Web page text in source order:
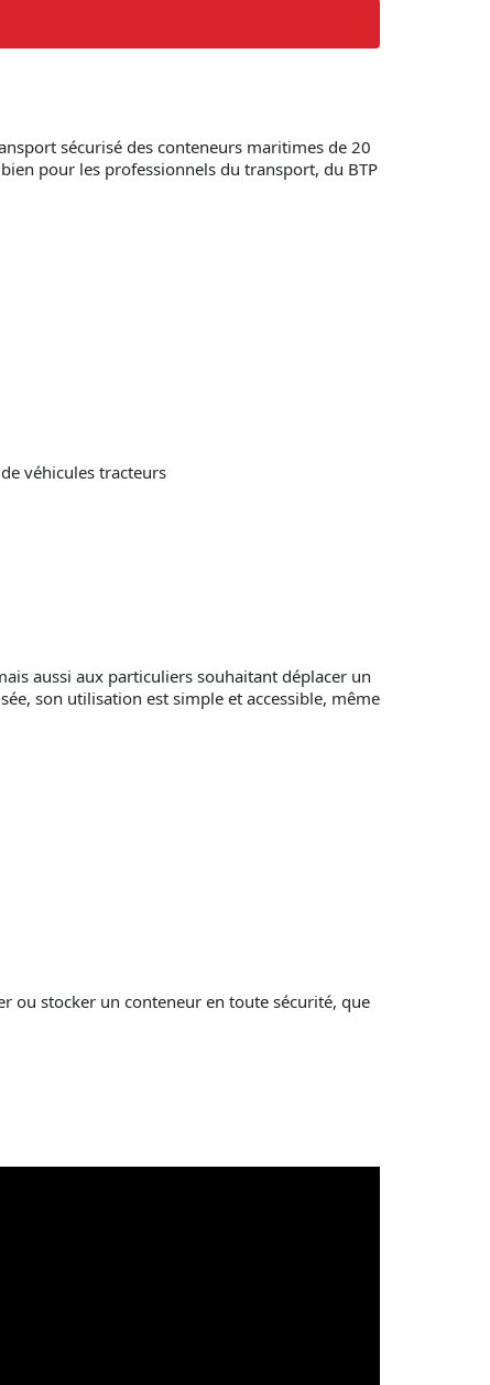
sécurisé des conteneurs maritimes de 20
pour les professionnels du transport, du BTP
véhicules tracteurs
aussi aux particuliers souhaitant déplacer un
son utilisation est simple et accessible, même
ou stocker un conteneur en toute sécurité, que